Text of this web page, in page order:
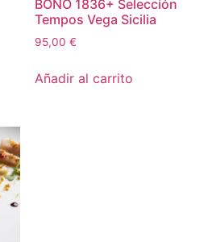
BONO 1836+ Selección
Tempos Vega Sicilia
95,00 €
Añadir al carrito